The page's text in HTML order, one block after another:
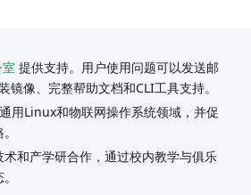
提供支持。用户使用问题可以发送邮
像、完整帮助文档和CLI工具支持。
用Linux和物联网操作系统领域，并促
和产学研合作，通过校内教学与俱乐